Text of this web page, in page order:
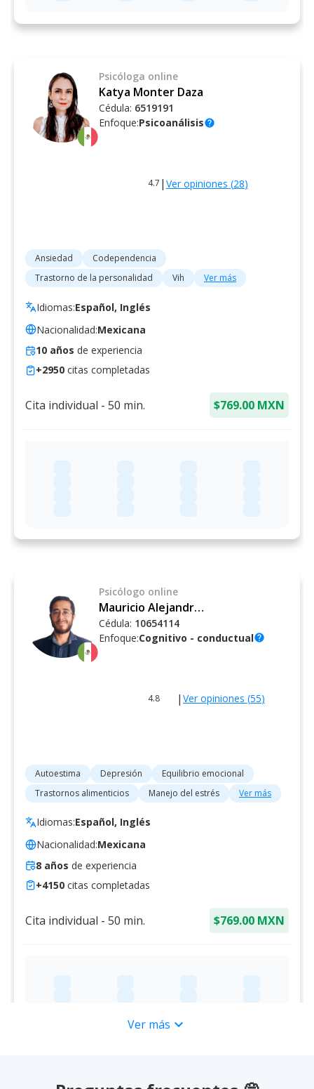
Psicóloga online
Katya Monter Daza
Cédula: 6519191
Enfoque:Psicoanálisishelp
4.7 | Ver opiniones (28)
Ansiedad
Codependencia
Trastorno de la personalidad
Vih Ver más
Idiomas:Español, Inglés
Nacionalidad:Mexicana
10 años de experiencia
+2950 citas completadas
Cita individual - 50 min. $769.00 MXN
Psicólogo online
Mauricio Alejandro Mondragón Martínez
Cédula: 10654114
Enfoque:Cognitivo - conductualhelp
4.8 | Ver opiniones (55)
Autoestima Depresión
Equilibrio emocional
Trastornos alimenticios
Manejo del estrés Ver más
Idiomas:Español, Inglés
Nacionalidad:Mexicana
8 años de experiencia
+4150 citas completadas
Cita individual - 50 min. $769.00 MXN
Ver más expand_more